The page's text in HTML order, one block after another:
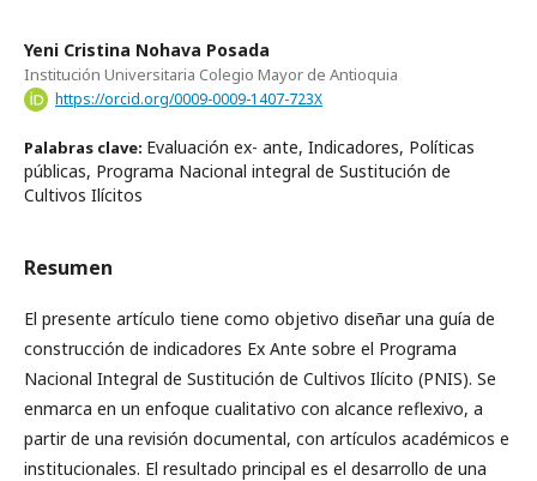
Yeni Cristina Nohava Posada
Institución Universitaria Colegio Mayor de Antioquia
https://orcid.org/0009-0009-1407-723X
Palabras clave: Evaluación ex- ante, Indicadores, Políticas
públicas, Programa Nacional integral de Sustitución de
Cultivos Ilícitos
Resumen
El presente artículo tiene como objetivo diseñar una guía de
construcción de indicadores Ex Ante sobre el Programa
Nacional Integral de Sustitución de Cultivos Ilícito (PNIS). Se
enmarca en un enfoque cualitativo con alcance reflexivo, a
partir de una revisión documental, con artículos académicos e
institucionales. El resultado principal es el desarrollo de una